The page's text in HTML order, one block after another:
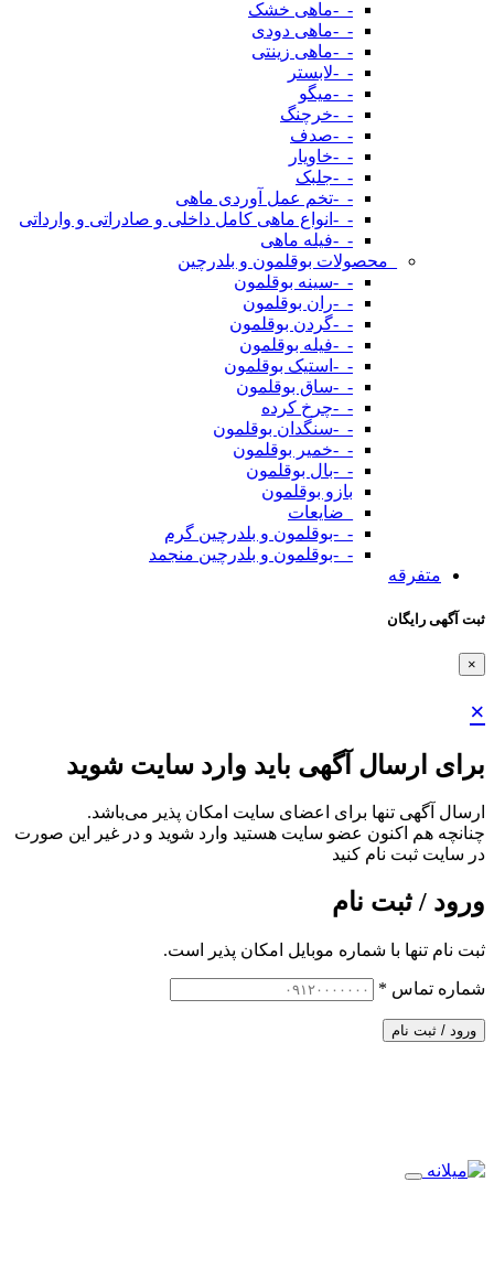
-_-ماهی خشک
-_-ماهی دودی
-_-ماهی زینتی
-_-لابستر
-_-میگو
-_-خرچنگ
-_-صدف
-_-خاویار
-_-جلبک
-_-تخم عمل آوردی ماهی
-_-انواع ماهی کامل داخلی و صادراتی و وارداتی
-_-فیله ماهی
_محصولات بوقلمون و بلدرچین
-_-سینه بوقلمون
-_-ران بوقلمون
-_-گردن بوقلمون
-_-فیله بوقلمون
-_-استیک بوقلمون
-_-ساق بوقلمون
-_-چرخ کرده
-_-سنگدان بوقلمون
-_-خمیر بوقلمون
-_-بال بوقلمون
بازو بوقلمون
_ضایعات
-_-بوقلمون و بلدرچین گرم
-_-بوقلمون و بلدرچین منجمد
متفرقه
ثبت آگهی رایگان
×
×
برای ارسال آگهی باید وارد سایت شوید
ارسال آگهی تنها برای اعضای سایت امکان پذیر می‌باشد.
چنانچه هم‌ اکنون عضو سایت هستید وارد شوید و در غیر این صورت
در سایت ثبت نام کنید
ورود / ثبت نام
ثبت نام تنها با شماره موبایل امکان پذیر است.
شماره تماس *
ورود / ثبت نام